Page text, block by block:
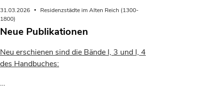
31.03.2026
Residenzstädte im Alten Reich (1300-
1800)
Neue Publikationen
Neu erschienen sind die Bände I, 3 und I, 4
des Handbuches:
…